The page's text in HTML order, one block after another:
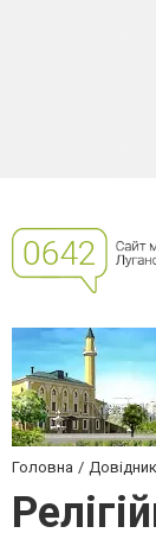
Головна Довідник